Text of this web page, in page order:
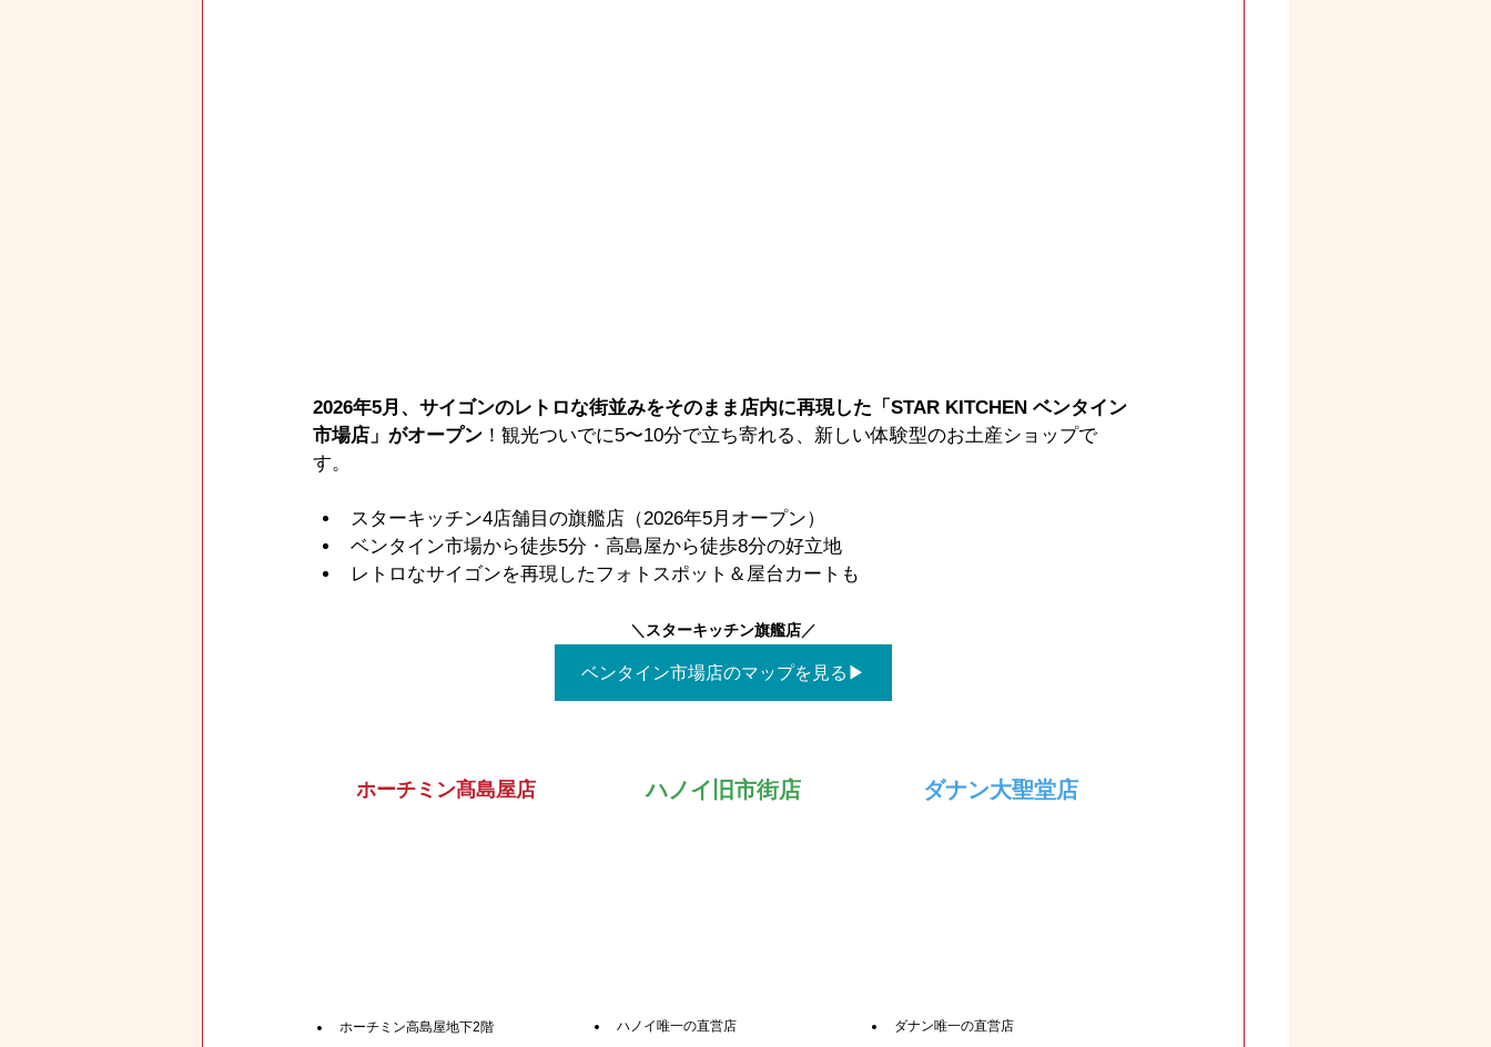
2026年5月、サイゴンのレトロな街並みをそのまま店内に再現した「STAR KITCHEN ベンタイン
市場店」がオープン ！観光ついでに5〜10分で立ち寄れる、新しい体験型のお土産ショップで
す。
スターキッチン4店舗目の旗艦店（2026年5月オープン）
ベンタイン市場から徒歩5分・高島屋から徒歩8分の好立地
レトロなサイゴンを再現したフォトスポット＆屋台カートも
＼ スターキッチン旗艦店／
ベンタイン市場店のマップを見る▶
ホーチミン髙島屋店
ホーチミン高島屋地下2階
ハノイ旧市街店
ハノイ唯一の直営店
ダナン大聖堂店
ダナン唯一の直営店